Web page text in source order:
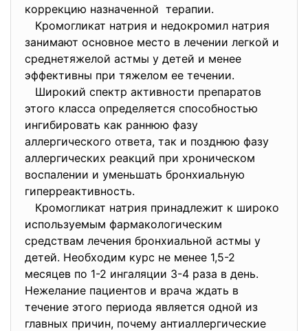
коррекцию назначенной терапии.
Кромогликат натрия и недокромил натрия
занимают основное место в лечении легкой и
среднетяжелой астмы у детей и менее
эффективны при тяжелом ее течении.
Широкий спектр активности препаратов
этого класса определяется способностью
ингибировать как раннюю фазу
аллергического ответа, так и позднюю фазу
аллергических реакций при хроническом
воспалении и уменьшать бронхиальную
гиперреактивность.
Кромогликат натрия принадлежит к широко
используемым фармакологическим
средствам лечения бронхиальной астмы у
детей. Необходим курс не менее 1,5-2
месяцев по 1-2 ингаляции 3-4 раза в день.
Нежелание пациентов и врача ждать в
течение этого периода является одной из
главных причин, почему антиаллергические